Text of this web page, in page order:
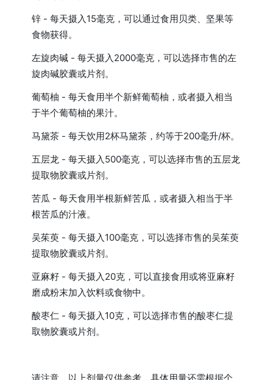
锌 - 每天摄入15毫克，可以通过食用贝类、坚果等
食物获得。
左旋肉碱 - 每天摄入2000毫克，可以选择市售的左
旋肉碱胶囊或片剂。
葡萄柚 - 每天食用半个新鲜葡萄柚，或者摄入相当
于半个葡萄柚的果汁。
马黛茶 - 每天饮用2杯马黛茶，约等于200毫升/杯。
五层龙 - 每天摄入500毫克，可以选择市售的五层龙
提取物胶囊或片剂。
苦瓜 - 每天食用半根新鲜苦瓜，或者摄入相当于半
根苦瓜的汁液。
吴茱萸 - 每天摄入100毫克，可以选择市售的吴茱萸
提取物胶囊或片剂。
亚麻籽 - 每天摄入20克，可以直接食用或将亚麻籽
磨成粉末加入饮料或食物中。
酸枣仁 - 每天摄入10克，可以选择市售的酸枣仁提
取物胶囊或片剂。
请注意，以上剂量仅供参考，具体用量还需根据个